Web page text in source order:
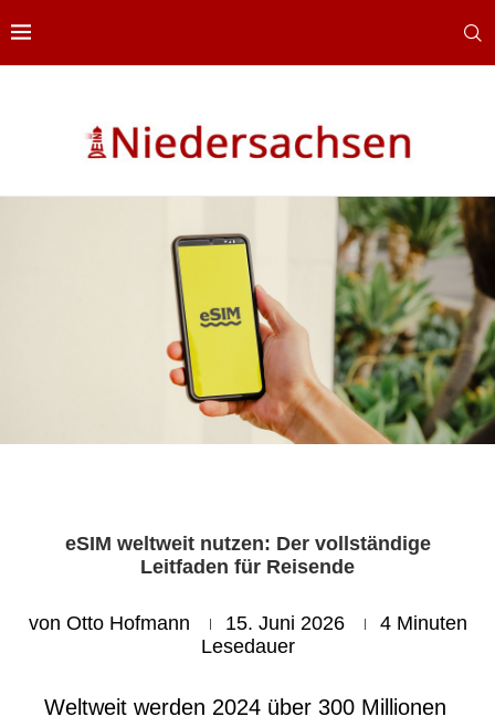
eSIM weltweit nutzen: Der vollständige
Leitfaden für Reisende
von Otto Hofmann 15. Juni 2026
4 Minuten
Lesedauer
Weltweit werden 2024 über 300 Millionen